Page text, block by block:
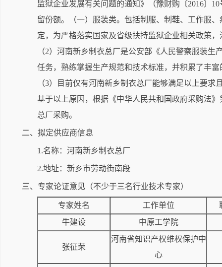
监狱企业发展有关问题的通知》（豫财购〔2016〕
留份额。（一）服装类。包括制服、制鞋、工作服
定，为严格落实国家及省级扶持监狱企业相关政策
（2）河南新乡制衣总厂是公安部《人民警察服装
任务，熟练掌握生产规范和技术标准，并积累了丰
（3）目前仅有河南新乡制衣总厂能够满足以上要
基于以上原因，根据《中华人民共和国政府采购法
总厂采购。
二、拟定供应商信息
1.名称：河南新乡制衣总厂
2.地址：新乡市劳动街南段
三、专家论证意见（不少于三名行业技术专家）
专家姓名 工作单位
牛建设
中原工学院
张征荣
河南省知识产权维权保护中
心